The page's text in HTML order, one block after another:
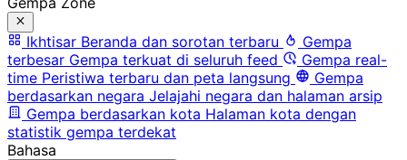
Ikhtisar Beranda dan sorotan terbaru
Gempa
terbesar Gempa terkuat di seluruh feed
Gempa real-
time Peristiwa terbaru dan peta langsung
Gempa
berdasarkan negara Jelajahi negara dan halaman arsip
Gempa berdasarkan kota Halaman kota dengan
statistik gempa terdekat
Bahasa